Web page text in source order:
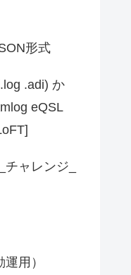
形式
.adi) か
eQSL
ャレンジ_
用）